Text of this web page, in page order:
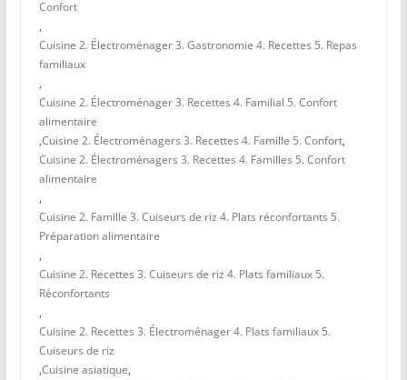
Confort
,
Cuisine 2. Électroménager 3. Gastronomie 4. Recettes 5. Repas
familiaux
,
Cuisine 2. Électroménager 3. Recettes 4. Familial 5. Confort
alimentaire
,Cuisine 2. Électroménagers 3. Recettes 4. Famille 5. Confort,
Cuisine 2. Électroménagers 3. Recettes 4. Familles 5. Confort
alimentaire
,
Cuisine 2. Famille 3. Cuiseurs de riz 4. Plats réconfortants 5.
Préparation alimentaire
,
Cuisine 2. Recettes 3. Cuiseurs de riz 4. Plats familiaux 5.
Réconfortants
,
Cuisine 2. Recettes 3. Électroménager 4. Plats familiaux 5.
Cuiseurs de riz
,Cuisine asiatique,